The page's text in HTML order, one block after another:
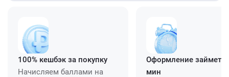
100% кешбэк за покупку
Начисляем баллами на
Оформление займет
мин